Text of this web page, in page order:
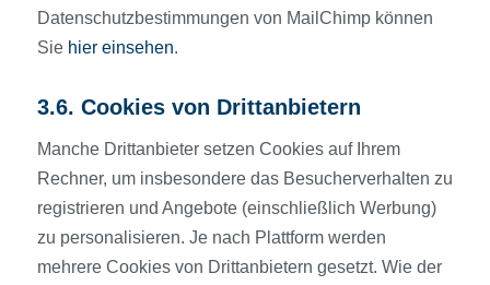
Datenschutzbestimmungen von MailChimp können
Sie hier einsehen.
3.6. Cookies von Drittanbietern
Manche Drittanbieter setzen Cookies auf Ihrem
Rechner, um insbesondere das Besucherverhalten zu
registrieren und Angebote (einschließlich Werbung)
zu personalisieren. Je nach Plattform werden
mehrere Cookies von Drittanbietern gesetzt. Wie der